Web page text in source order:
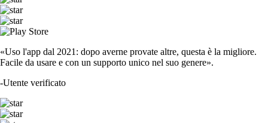
«Uso l'app dal 2021: dopo averne provate altre, questa è la migliore.
Facile da usare e con un supporto unico nel suo genere».
-Utente verificato